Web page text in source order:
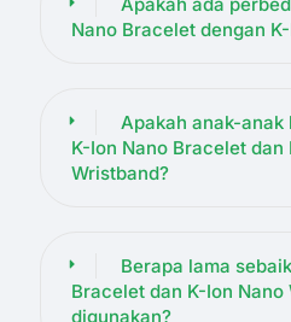
Nano Bracelet dengan
Apakah anak-anak
K-Ion Nano Bracelet dan
Wristband?
Berapa lama
Bracelet dan K-Ion Nano
digunakan?